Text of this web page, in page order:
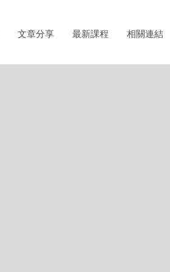
文章分享 最新課程 相關連結